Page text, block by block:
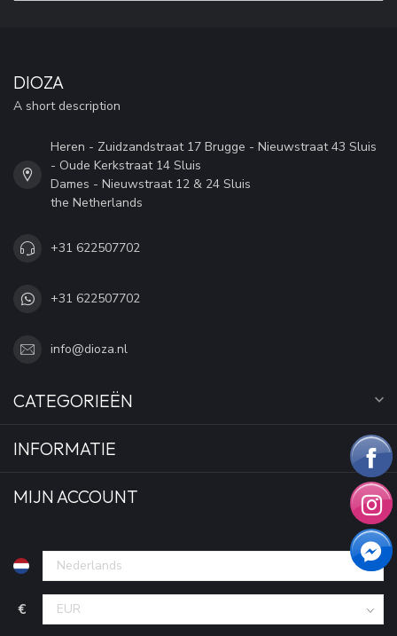
DIOZA
A short description
Heren - Zuidzandstraat 17 Brugge - Nieuwstraat 43 Sluis
- Oude Kerkstraat 14 Sluis
Dames - Nieuwstraat 12 & 24 Sluis
the Netherlands
+31 622507702
+31 622507702
info@dioza.nl
CATEGORIEËN
INFORMATIE
MIJN ACCOUNT
€